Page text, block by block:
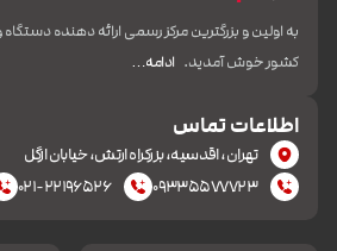
به اولین و بزرگترین مرکز رسمی ارائه دهنده
کشور خوش آمدید. ادامه…
اطلاعات تماس
تهران، اقدسیه، بزرکراه ارتش، خیابان ازگل
۰۹۳۳۵۵۷۷۷۲۳
۰۲۱-۲۲۱۹۶۵۲۶